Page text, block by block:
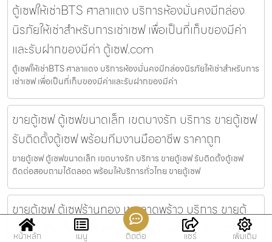
ตู้เซฟให้เช่าBTS ศาลาแดง บริการห้องมั่นคงมีกล่อง
นิรภัยให้เช่าสำหรับการเช่าเซฟ เพื่อเป็นที่เก็บของมีค่า
และรับฝากของมีค่า ตู้เซฟ.com
ตู้เซฟให้เช่าBTS ศาลาแดง บริการห้องมั่นคงมีกล่องนิรภัยให้เช่าสำหรับการ
เช่าเซฟ เพื่อเป็นที่เก็บของมีค่าและรับฝากของมีค่า
ขายตู้เซฟ ตู้เซฟขนาดเล็ก เขตบางรัก บริการ ขายตู้เซฟ
รับติดตั้งตู้เซฟ พร้อมทีมงานมืออาชีพ ราคาถูก
ขายตู้เซฟ ตู้เซฟขนาดเล็ก เขตบางรัก บริการ ขายตู้เซฟ รับติดตั้งตู้เซฟ
ติดต่อสอบถามได้ตลอด พร้อมให้บริการทั่วไทย ขายตู้เซฟ
ขายตู้เซฟ ตู้เซฟร้านทอง เขตลาดพร้าว บริการ ขายตู้
เซฟ รับติดตั้งตู้เซฟ พร้อมทีมงานมืออาชีพ ราคาถูก
หน้าหลัก เมนู ติดต่อ แชร์ เพิ่มเติม